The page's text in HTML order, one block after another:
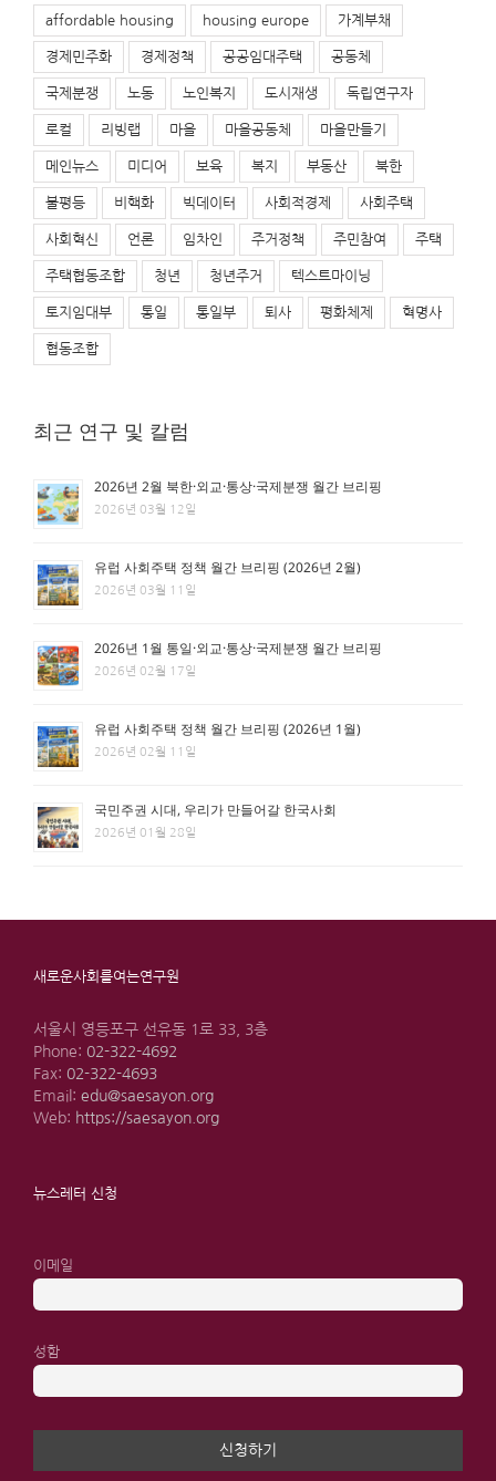
affordable housing housing europe 가계부채
경제민주화 경제정책 공공임대주택 공동체
국제분쟁 노동 노인복지 도시재생 독립연구자
로컬 리빙랩 마을 마을공동체 마을만들기
메인뉴스 미디어 보육 복지 부동산 북한
불평등 비핵화 빅데이터 사회적경제 사회주택
사회혁신 언론 임차인 주거정책 주민참여 주택
주택협동조합 청년 청년주거 텍스트마이닝
토지임대부 통일 통일부 퇴사 평화체제 혁명사
협동조합
최근 연구 및 칼럼
2026년 2월 북한·외교·통상·국제분쟁 월간 브리핑
2026년 03월 12일
유럽 사회주택 정책 월간 브리핑 (2026년 2월)
2026년 03월 11일
2026년 1월 통일·외교·통상·국제분쟁 월간 브리핑
2026년 02월 17일
유럽 사회주택 정책 월간 브리핑 (2026년 1월)
2026년 02월 11일
국민주권 시대, 우리가 만들어갈 한국사회
2026년 01월 28일
새로운사회를여는연구원
서울시 영등포구 선유동 1로 33, 3층
Phone: 02-322-4692
Fax: 02-322-4693
Email: edu@saesayon.org
Web: https://saesayon.org
뉴스레터 신청
이메일
성함